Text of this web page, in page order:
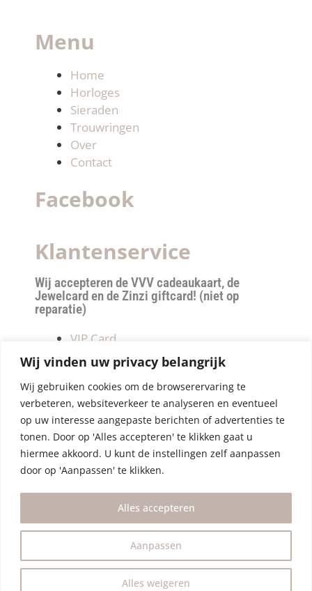
Wij vinden uw privacy belangrijk
Wij gebruiken cookies om de browserervaring te
verbeteren, websiteverkeer te analyseren en eventueel
op uw interesse aangepaste berichten of advertenties te
tonen. Door op 'Alles accepteren' te klikken gaat u
hiermee akkoord. U kunt de instellingen zelf aanpassen
door op 'Aanpassen' te klikken.
Aanpassen
Alles weigeren
Alles accepteren
Menu
Home
Horloges
Sieraden
Trouwringen
Over
Contact
Facebook
Klantenservice
Wij accepteren de VVV cadeaukaart, de
Jewelcard en de Zinzi giftcard! (niet op
reparatie)
VIP Card
Retourneren
Betalen & verzendkosten
Privacy Policy
Algemene Voorwaarden